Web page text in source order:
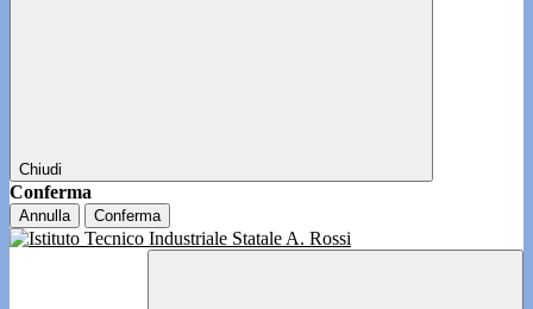
Chiudi
Conferma
Annulla Conferma